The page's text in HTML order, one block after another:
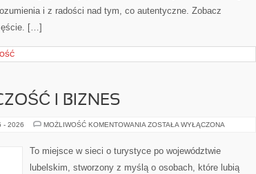
i z radości nad tym, co autentyczne. Zobacz
[…]
I BIZNES
- 2026 MOŻLIWOŚĆ KOMENTOWANIA PRZEDSIĘBIORCZOŚĆ
ZOSTAŁA WYŁĄCZONA
To miejsce w sieci o turystyce po województwie
lubelskim, stworzony z myślą o osobach, które lubią